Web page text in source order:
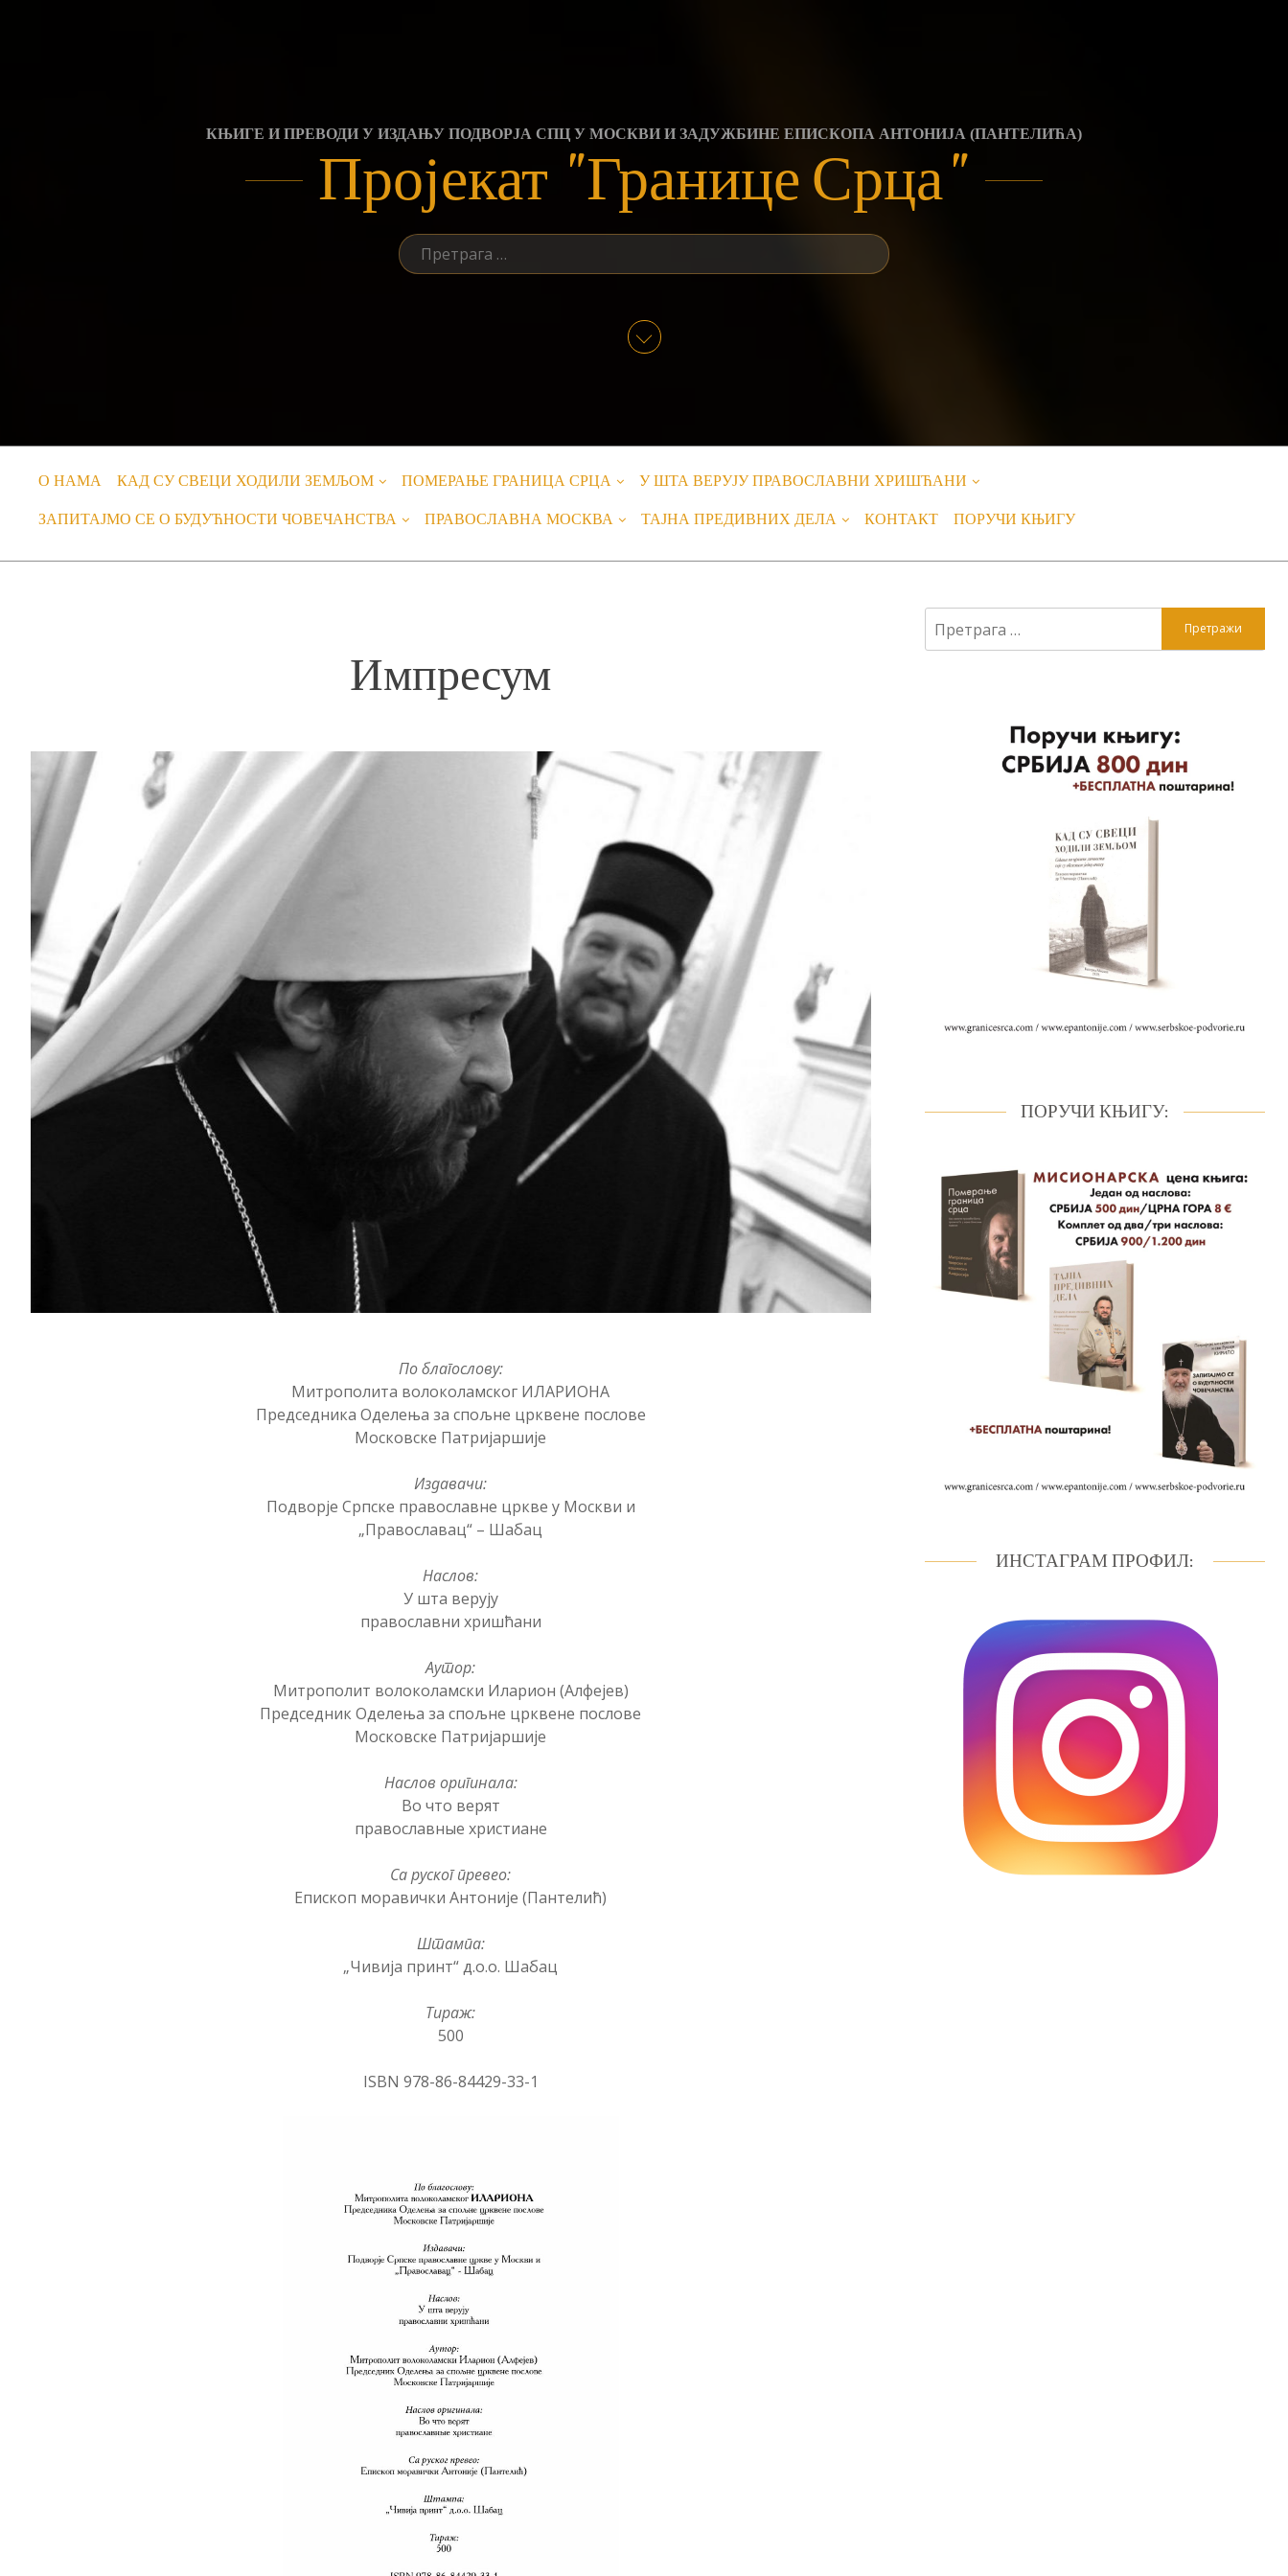
КЊИГЕ И ПРЕВОДИ У ИЗДАЊУ ПОДВОРЈА СПЦ У МОСКВИ И ЗАДУЖБИНЕ ЕПИСКОПА АНТОНИЈА (ПАНТЕЛИЋА)
Пројекат "Границе Срца"
Претрага
за:
О НАМА КАД СУ СВЕЦИ ХОДИЛИ ЗЕМЉОМ ПОМЕРАЊЕ ГРАНИЦА СРЦА У ШТА ВЕРУЈУ ПРАВОСЛАВНИ ХРИШЋАНИ
ЗАПИТАЈМО СЕ О БУДУЋНОСТИ ЧОВЕЧАНСТВА ПРАВОСЛАВНА МОСКВА ТАЈНА ПРЕДИВНИХ ДЕЛА КОНТАКТ ПОРУЧИ КЊИГУ
Импресум
По благослову:
Митрополита волоколамског ИЛАРИОНА
Председника Оделења за спољне црквене послове
Московске Патријаршије
Издавачи:
Подворје Српске православне цркве у Москви и
„Православац“ – Шабац
Наслов:
У шта верују
православни хришћани
Аутор:
Митрополит волоколамски Иларион (Алфејев)
Председник Оделења за спољне црквене послове
Московске Патријаршије
Наслов оригинала:
Во что верят
православные христиане
Са руског превео:
Епископ моравички Антоније (Пантелић)
Штампа:
„Чивија принт“ д.о.о. Шабац
Тираж:
500
ISBN 978-86-84429-33-1
за:
ПОРУЧИ КЊИГУ:
ИНСТАГРАМ ПРОФИЛ: